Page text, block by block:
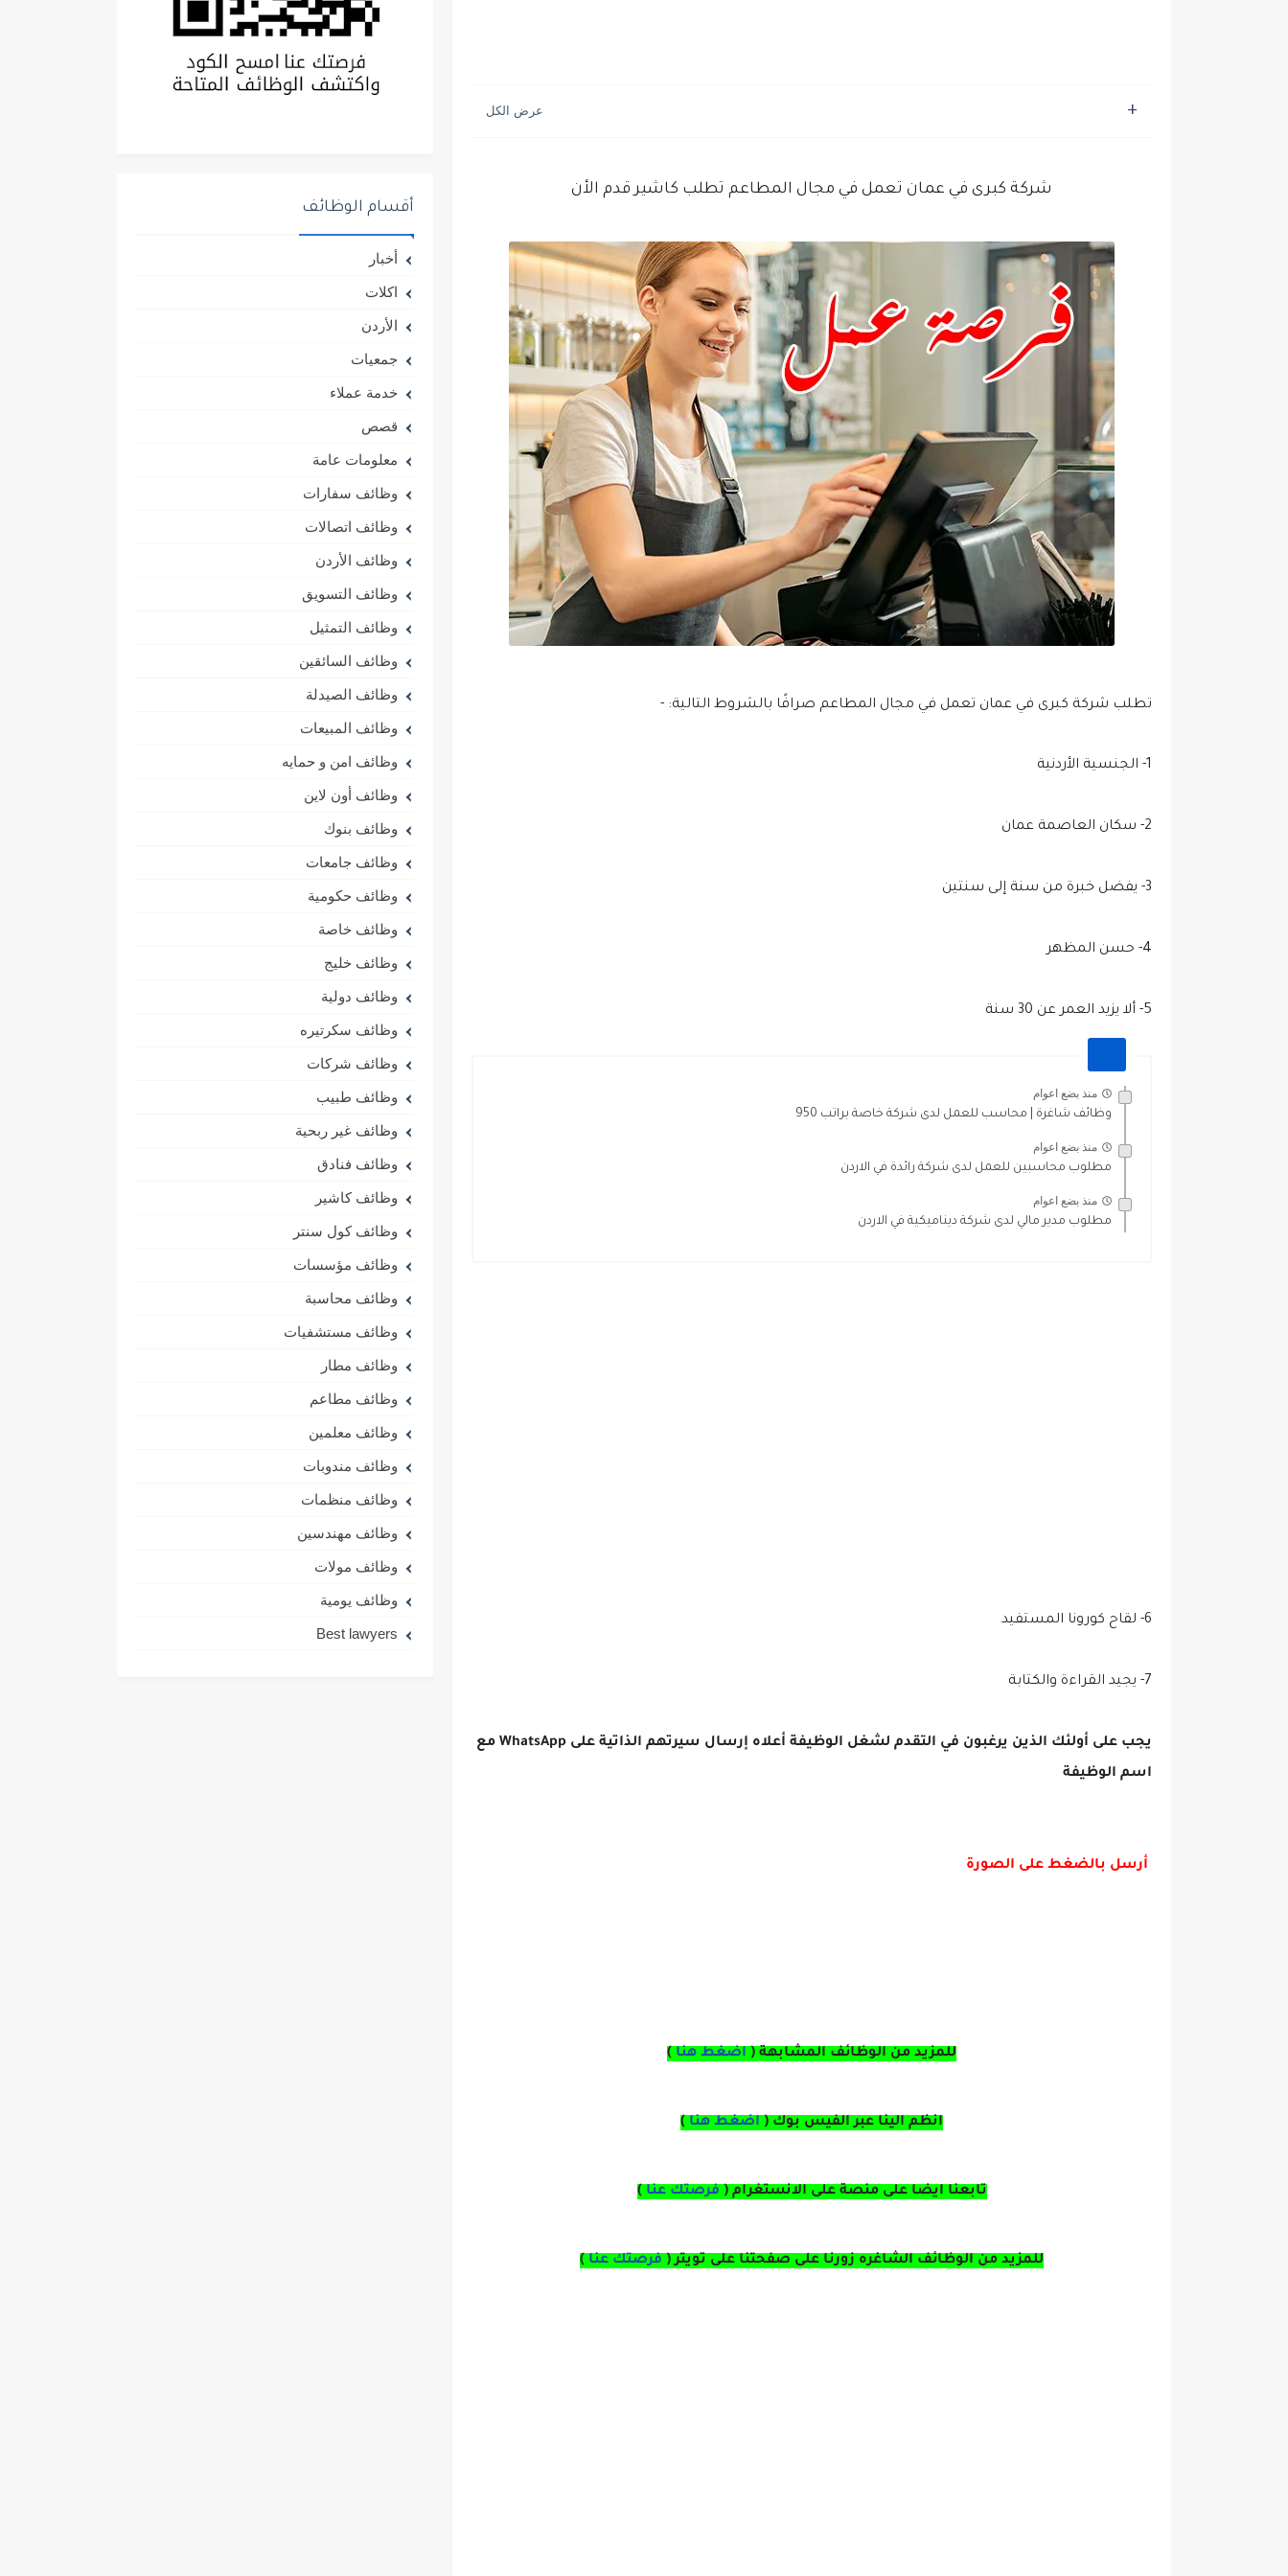
شركة كبرى في عمان تعمل في مجال المطاعم تطلب كاشير قدم الأن
تطلب شركة كبرى في عمان تعمل في مجال المطاعم صرافًا بالشروط التالية: -
1- الجنسية الأردنية
2- سكان العاصمة عمان
3- يفضل خبرة من سنة إلى سنتين
4- حسن المظهر
5- ألا يزيد العمر عن 30 سنة
منذ بضع اعوام
وظائف شاغرة | محاسب للعمل لدى شركة خاصة براتب 950
منذ بضع اعوام
مطلوب محاسبين للعمل لدى شركة رائدة في الاردن
منذ بضع اعوام
مطلوب مدير مالي لدى شركة ديناميكية في الاردن
6- لقاح كورونا المستفيد
7- يجيد القراءة والكتابة
يجب على أولئك الذين يرغبون في التقدم لشغل الوظيفة أعلاه إرسال سيرتهم الذاتية على WhatsApp مع
اسم الوظيفة
أرسل بالضغط على الصورة
للمزيد من الوظائف المشابهة ( اضغط هنا )
انظم الينا عبر الفيس بوك ( اضغط هنا )
تابعنا ايضا على منصة على الانستغرام ( فرصتك عنا )
للمزيد من الوظائف الشاغره زورنا على صفحتنا على تويتر( فرصتك عنا )
أقسام الوظائف
أخبار
اكلات
الأردن
جمعيات
خدمة عملاء
قصص
معلومات عامة
وظائف سفارات
وظائف اتصالات
وظائف الأردن
وظائف التسويق
وظائف التمثيل
وظائف السائقين
وظائف الصيدلة
وظائف المبيعات
وظائف امن و حمايه
وظائف أون لاين
وظائف بنوك
وظائف جامعات
وظائف حكومية
وظائف خاصة
وظائف خليج
وظائف دولية
وظائف سكرتيره
وظائف شركات
وظائف طبيب
وظائف غير ربحية
وظائف فنادق
وظائف كاشير
وظائف كول سنتر
وظائف مؤسسات
وظائف محاسبة
وظائف مستشفيات
وظائف مطار
وظائف مطاعم
وظائف معلمين
وظائف مندوبات
وظائف منظمات
وظائف مهندسين
وظائف مولات
وظائف يومية
Best lawyers